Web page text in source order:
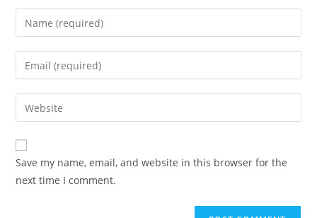
Save my name, email, and website in this browser for the
next time I comment.